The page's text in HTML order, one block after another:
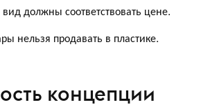
должны соответствовать цене.
нельзя продавать в пластике.
концепции